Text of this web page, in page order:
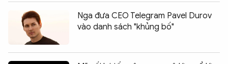
Nga đưa CEO Telegram Pavel Durov
vào danh sách "khủng bố"